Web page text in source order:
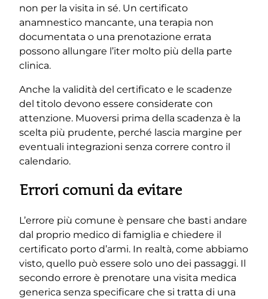
non per la visita in sé. Un certificato
anamnestico mancante, una terapia non
documentata o una prenotazione errata
possono allungare l’iter molto più della parte
clinica.
Anche la validità del certificato e le scadenze
del titolo devono essere considerate con
attenzione. Muoversi prima della scadenza è la
scelta più prudente, perché lascia margine per
eventuali integrazioni senza correre contro il
calendario.
Errori comuni da evitare
L’errore più comune è pensare che basti andare
dal proprio medico di famiglia e chiedere il
certificato porto d’armi. In realtà, come abbiamo
visto, quello può essere solo uno dei passaggi. Il
secondo errore è prenotare una visita medica
generica senza specificare che si tratta di una